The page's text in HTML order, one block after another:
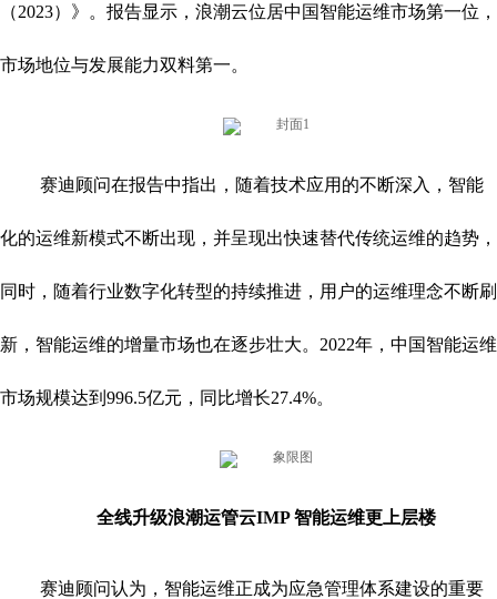
（2023）》。报告显示，浪潮云位居中国智能运维市场第一位，
市场地位与发展能力双料第一。
赛迪顾问在报告中指出，随着技术应用的不断深入，智能
化的运维新模式不断出现，并呈现出快速替代传统运维的趋势，
同时，随着行业数字化转型的持续推进，用户的运维理念不断刷
新，智能运维的增量市场也在逐步壮大。2022年，中国智能运维
市场规模达到996.5亿元，同比增长27.4%。
全线升级浪潮运管云IMP 智能运维更上层楼
赛迪顾问认为，智能运维正成为应急管理体系建设的重要